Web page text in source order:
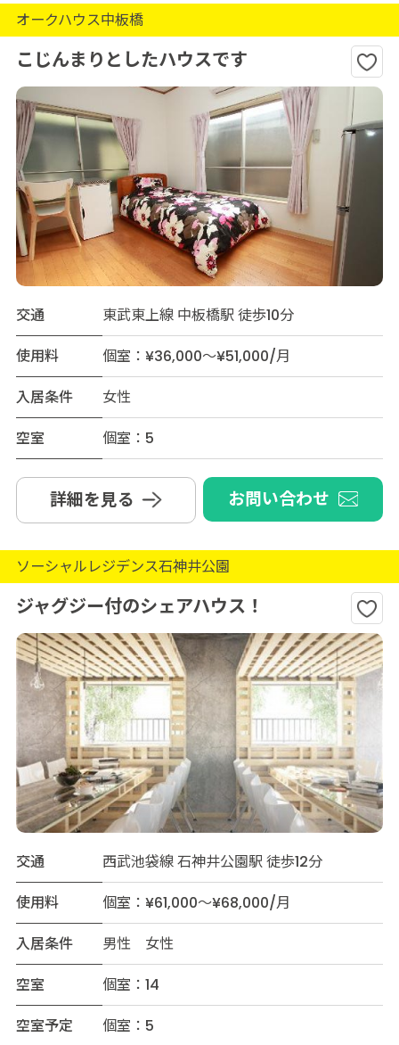
オークハウス中板橋
こじんまりとしたハウスです
交通
東武東上線 中板橋駅 徒歩10分
使用料
個室：¥36,000～¥51,000/月
入居条件
女性
空室
個室：5
詳細を見る お問い合わせ
ソーシャルレジデンス石神井公園
ジャグジー付のシェアハウス！
交通
西武池袋線 石神井公園駅 徒歩12分
使用料
個室：¥61,000～¥68,000/月
入居条件
男性 女性
空室
個室：14
空室予定
個室：5